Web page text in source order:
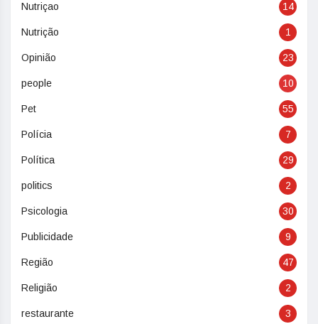
Nutriçao 14
Nutrição 1
Opinião 23
people 10
Pet 55
Polícia 7
Política 29
politics 2
Psicologia 30
Publicidade 9
Região 47
Religião 2
restaurante 3